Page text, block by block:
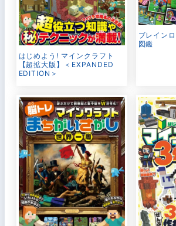
はじめよう! マインクラフト
【超拡大版】＜EXPANDED
EDITION＞
ブレイン
図鑑